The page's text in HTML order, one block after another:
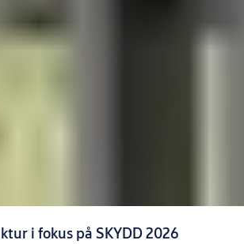
i fokus på SKYDD 2026